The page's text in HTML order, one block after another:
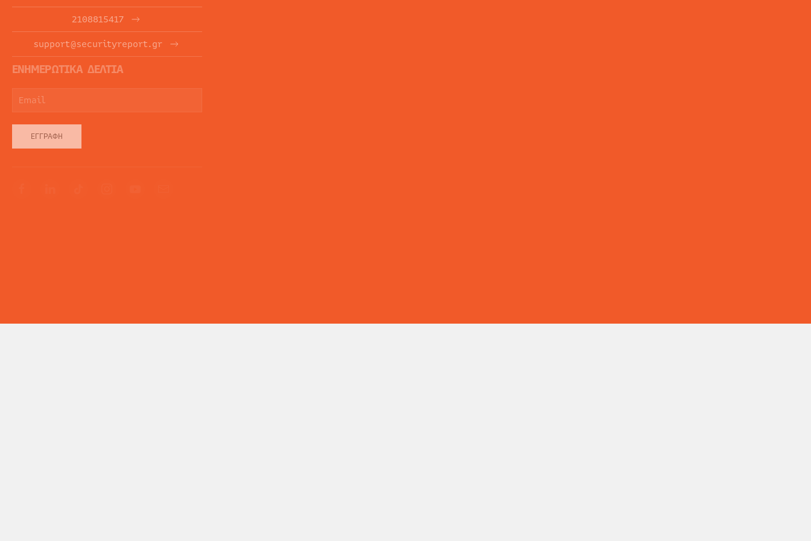
2108815417
support@securityreport.gr
ΕΝΗΜΕΡΩΤΙΚΑ ΔΕΛΤΙΑ
ΕΓΓΡΑΦΉ